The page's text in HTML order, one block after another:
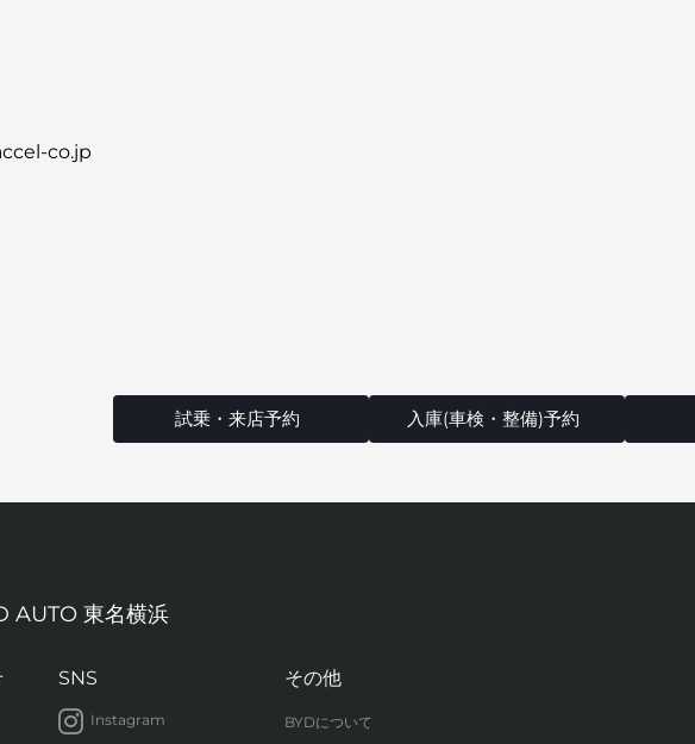
co.jp
試乗・来店予約 入庫(車検・整備)予約
AUTO 東名横浜
SNS
Instagram
その他
BYDについて